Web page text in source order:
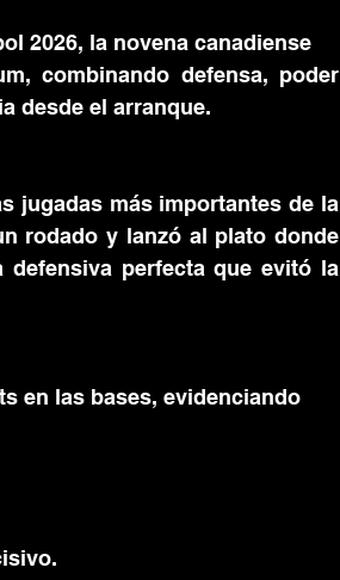
2026, la novena canadiense
combinando defensa, poder
desde el arranque.
jugadas más importantes de la
rodado y lanzó al plato donde
perfecta que evitó la
en las bases, evidenciando